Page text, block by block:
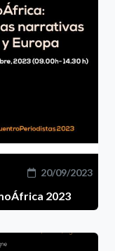
20/09/2023
2023